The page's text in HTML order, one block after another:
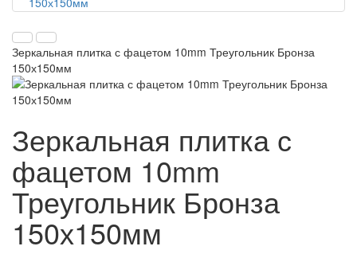
Зеркальная плитка с фацетом 10mm Треугольник Бронза
150х150мм
Зеркальная плитка с
фацетом 10mm
Треугольник Бронза
150х150мм